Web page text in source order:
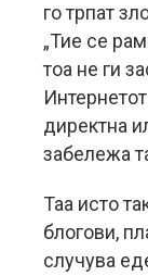
го трпат
„Тие се
тоа не ги
директна
забележа
Таа исто
блогови,
случува